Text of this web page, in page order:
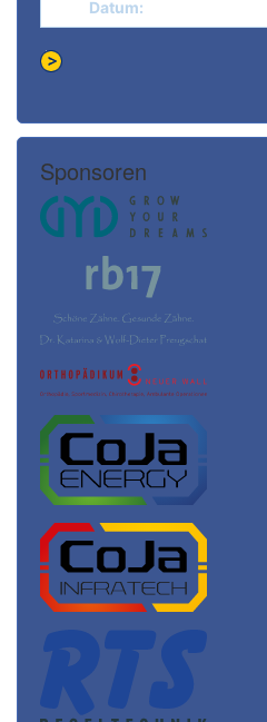
Datum:
Sponsoren